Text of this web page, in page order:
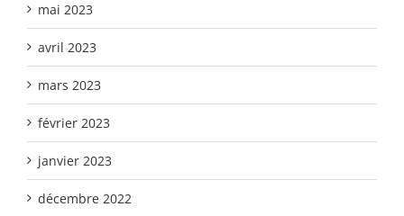
mai 2023
avril 2023
mars 2023
février 2023
janvier 2023
décembre 2022